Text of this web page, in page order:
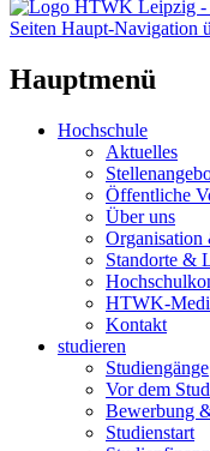
Seiten Haupt-Navigation
Hauptmenü
Hochschule
Aktuelles
Öffentliche
Über uns
Standorte &
HTWK-
Kontakt
studieren
Studiengänge
Vor dem
Bewerbung
Studienstart